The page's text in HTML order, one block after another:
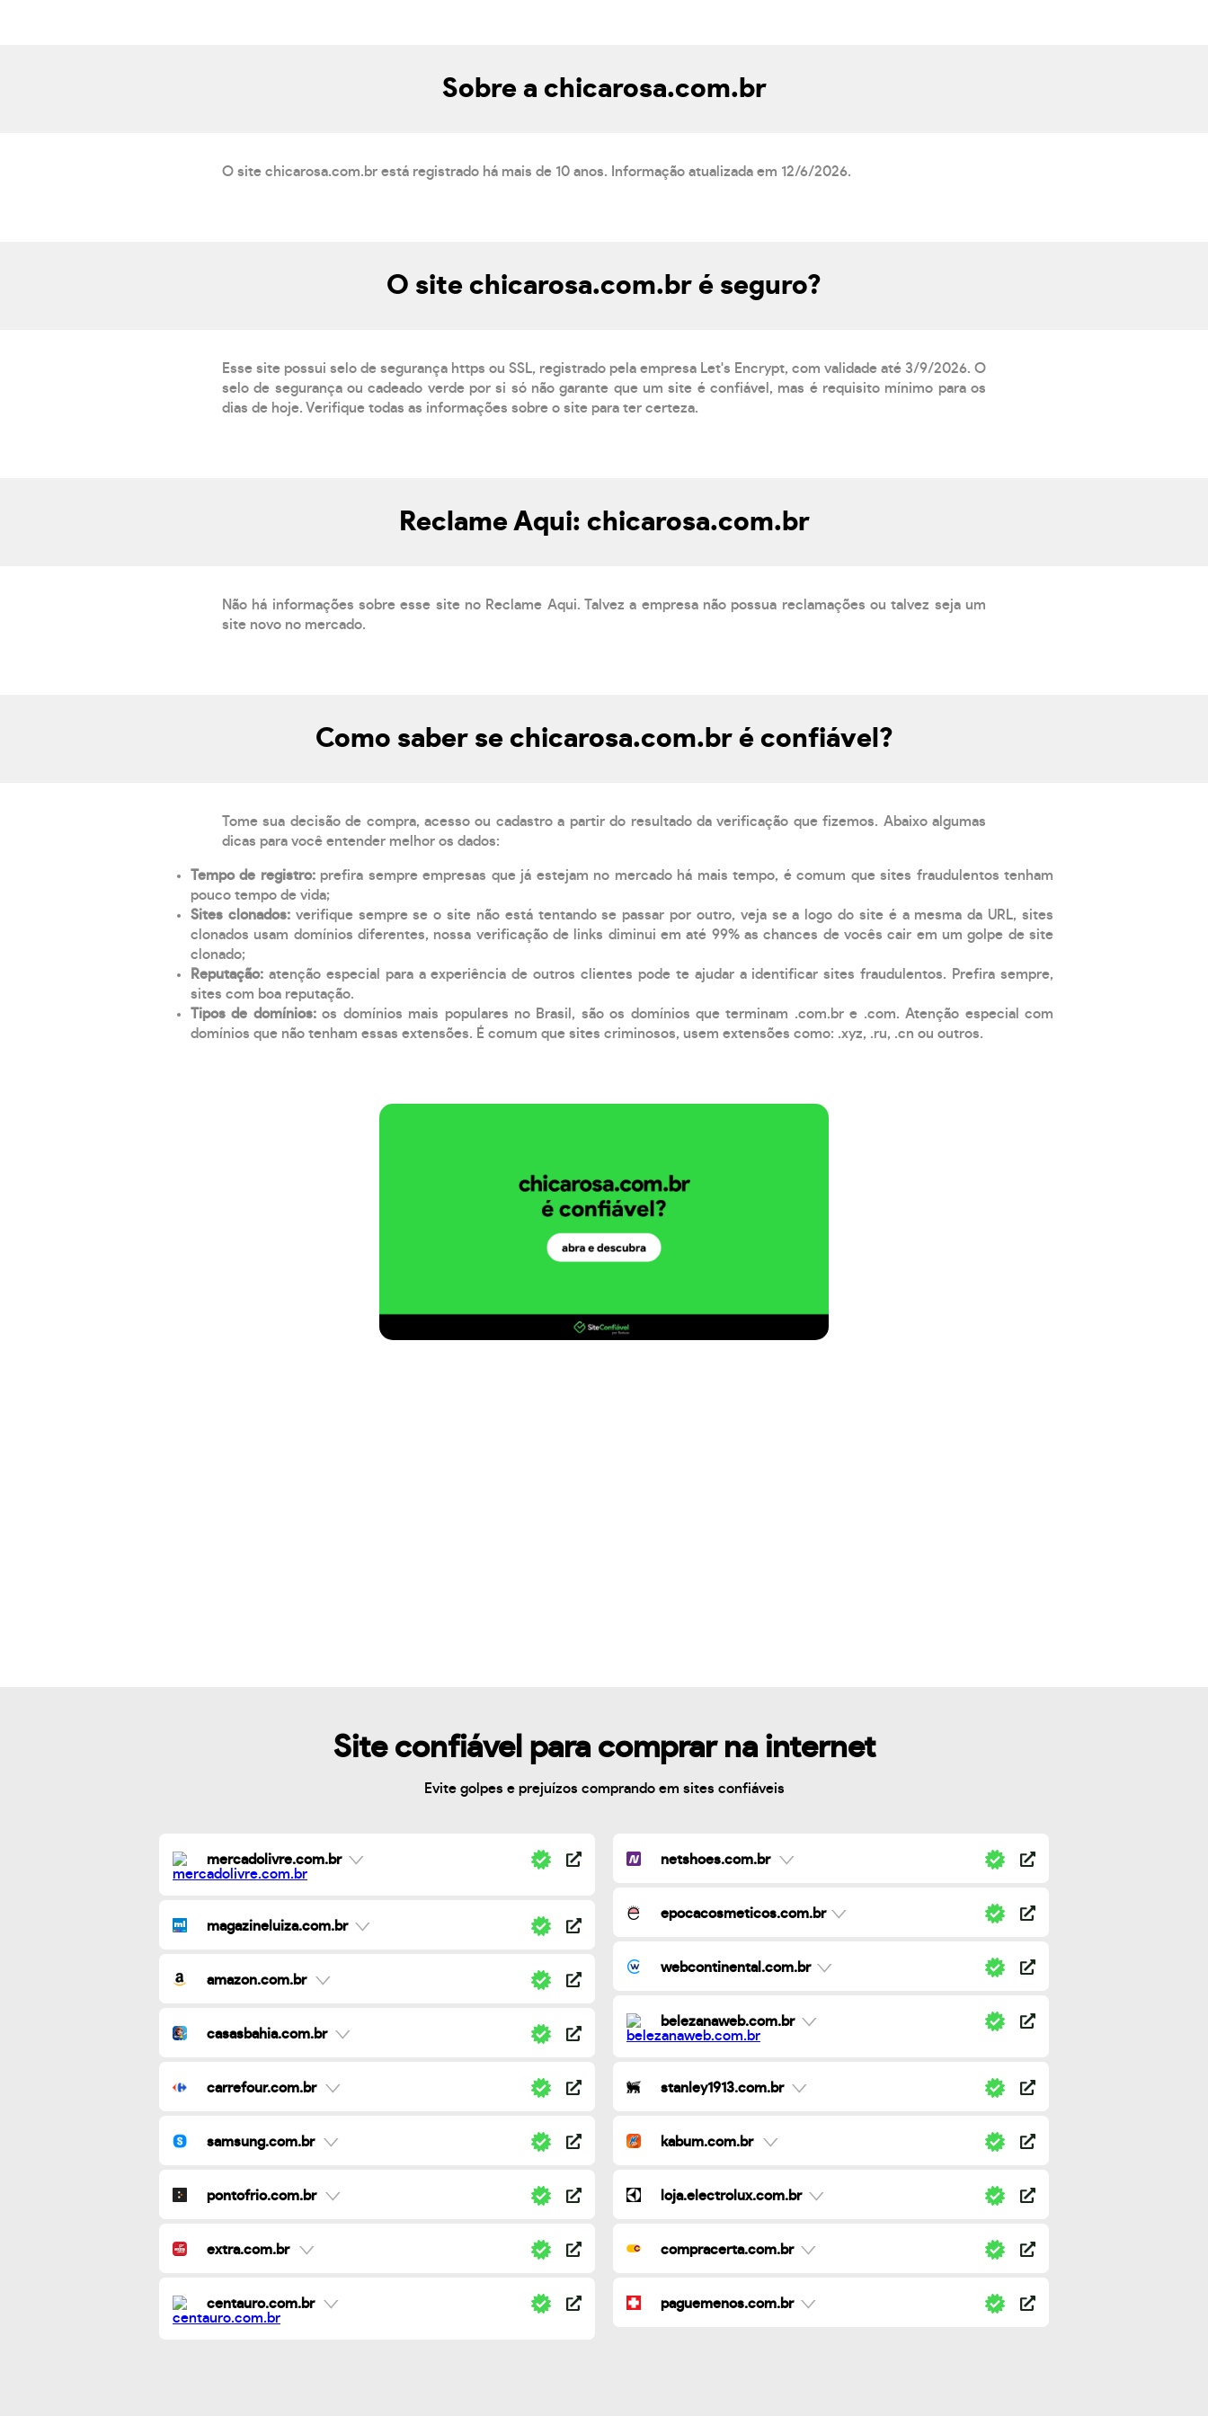
Sobre a chicarosa.com.br
O site chicarosa.com.br está registrado há mais de 10 anos. Informação atualizada em 12/6/2026.
O site chicarosa.com.br é seguro?
Esse site possui selo de segurança https ou SSL, registrado pela empresa Let's Encrypt, com validade até 3/9/2026. O
selo de segurança ou cadeado verde por si só não garante que um site é confiável, mas é requisito mínimo para os
dias de hoje. Verifique todas as informações sobre o site para ter certeza.
Reclame Aqui: chicarosa.com.br
Não há informações sobre esse site no Reclame Aqui. Talvez a empresa não possua reclamações ou talvez seja um
site novo no mercado.
Como saber se chicarosa.com.br é confiável?
Tome sua decisão de compra, acesso ou cadastro a partir do resultado da verificação que fizemos. Abaixo algumas
dicas para você entender melhor os dados:
Tempo de registro: prefira sempre empresas que já estejam no mercado há mais tempo, é comum que sites fraudulentos tenham
pouco tempo de vida;
Sites clonados: verifique sempre se o site não está tentando se passar por outro, veja se a logo do site é a mesma da URL, sites
clonados usam domínios diferentes, nossa verificação de links diminui em até 99% as chances de vocês cair em um golpe de site
clonado;
Reputação: atenção especial para a experiência de outros clientes pode te ajudar a identificar sites fraudulentos. Prefira sempre,
sites com boa reputação.
Tipos de domínios:os domínios mais populares no Brasil, são os domínios que terminam .com.br e .com. Atenção especial com
domínios que não tenham essas extensões. É comum que sites criminosos, usem extensões como: .xyz, .ru, .cn ou outros.
Site confiável para comprar na internet
Evite golpes e prejuízos comprando em sites confiáveis
mercadolivre.com.br
magazineluiza.com.br
amazon.com.br
casasbahia.com.br
carrefour.com.br
samsung.com.br
pontofrio.com.br
extra.com.br
centauro.com.br
netshoes.com.br
epocacosmeticos.com.br
webcontinental.com.br
belezanaweb.com.br
stanley1913.com.br
kabum.com.br
loja.electrolux.com.br
compracerta.com.br
paguemenos.com.br